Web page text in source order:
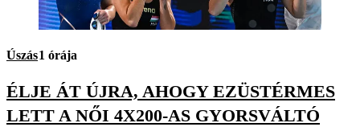
Úszás1 órája
ÉLJE ÁT ÚJRA, AHOGY EZÜSTÉRMES
LETT A NŐI 4X200-AS GYORSVÁLTÓ